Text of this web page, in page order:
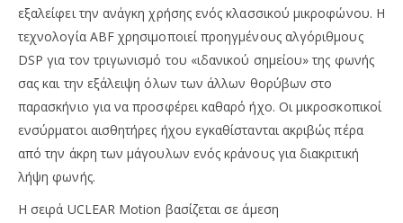
εξαλείφει την ανάγκη χρήσης ενός κλασσικού μικροφώνου. Η
τεχνολογία ABF χρησιμοποιεί προηγμένους αλγόριθμους
DSP για τον τριγωνισμό του «ιδανικού σημείου» της φωνής
σας και την εξάλειψη όλων των άλλων θορύβων στο
παρασκήνιο για να προσφέρει καθαρό ήχο. Οι μικροσκοπικοί
ενσύρματοι αισθητήρες ήχου εγκαθίστανται ακριβώς πέρα ​​
από την άκρη των μάγουλων ενός κράνους για διακριτική
λήψη φωνής.
Η σειρά UCLEAR Motion βασίζεται σε άμεση